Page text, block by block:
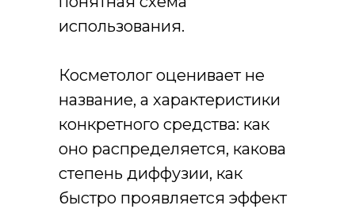
использования.
Косметолог оценивает не
название, а характеристики
конкретного средства: как
оно распределяется, какова
степень диффузии, как
быстро проявляется эффект